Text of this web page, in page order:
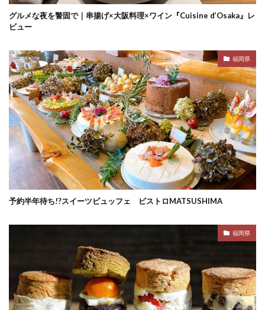
グルメな夜を警固で｜串揚げ×大阪料理×ワイン『Cuisine d’Osaka』レ
ビュー
福岡県
予約半年待ち!?スイーツビュッフェ ビストロMATSUSHIMA
福岡県